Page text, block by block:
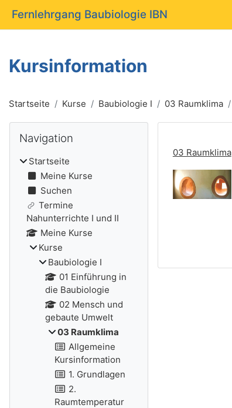
Fernlehrgang Baubiologie IBN
Kursinformation
Startseite Kurse Baubiologie I 03 Raumklima
03 Raumklima
Blöcke
Navigation
Startseite
Meine Kurse
Suchen
Termine
Nahunterrichte I und II
Meine Kurse
Kurse
Baubiologie I
01 Einführung in
die Baubiologie
02 Mensch und
gebaute Umwelt
03 Raumklima
Allgemeine
Kursinformation
1. Grundlagen
2.
Raumtemperatur